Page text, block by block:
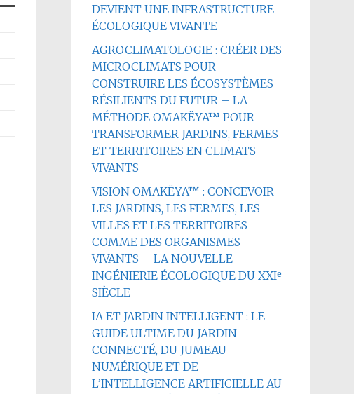
DEVIENT UNE INFRASTRUCTURE
ÉCOLOGIQUE VIVANTE
AGROCLIMATOLOGIE : CRÉER DES
MICROCLIMATS POUR
CONSTRUIRE LES ÉCOSYSTÈMES
RÉSILIENTS DU FUTUR – LA
MÉTHODE OMAKËYA™ POUR
TRANSFORMER JARDINS, FERMES
ET TERRITOIRES EN CLIMATS
VIVANTS
VISION OMAKËYA™ : CONCEVOIR
LES JARDINS, LES FERMES, LES
VILLES ET LES TERRITOIRES
COMME DES ORGANISMES
VIVANTS – LA NOUVELLE
INGÉNIERIE ÉCOLOGIQUE DU XXIᵉ
SIÈCLE
IA ET JARDIN INTELLIGENT : LE
GUIDE ULTIME DU JARDIN
CONNECTÉ, DU JUMEAU
NUMÉRIQUE ET DE
L’INTELLIGENCE ARTIFICIELLE AU